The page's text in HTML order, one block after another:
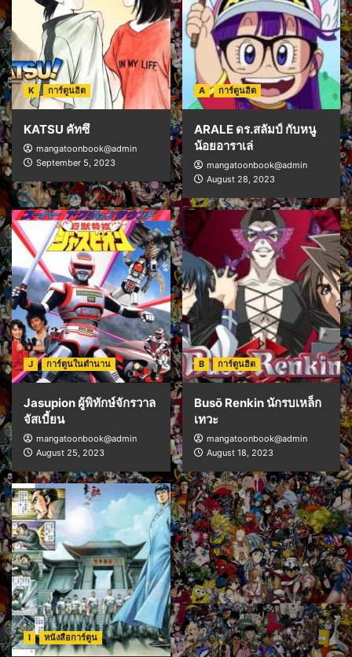
K การ์ตูนฮิต
KATSU คัทซึ
mangatoonbook@admin
September 5, 2023
A การ์ตูนฮิต
ARALE ดร.สลัมป์ กับหนู
น้อยอาราเล่
mangatoonbook@admin
August 28, 2023
J การ์ตูนในตำนาน
Jasupion ผู้พิทักษ์จักรวาล
จัสเบี้ยน
mangatoonbook@admin
August 25, 2023
B การ์ตูนฮิต
Busō Renkin นักรบเหล็ก
เทวะ
mangatoonbook@admin
August 18, 2023
I หนังสือการ์ตูน